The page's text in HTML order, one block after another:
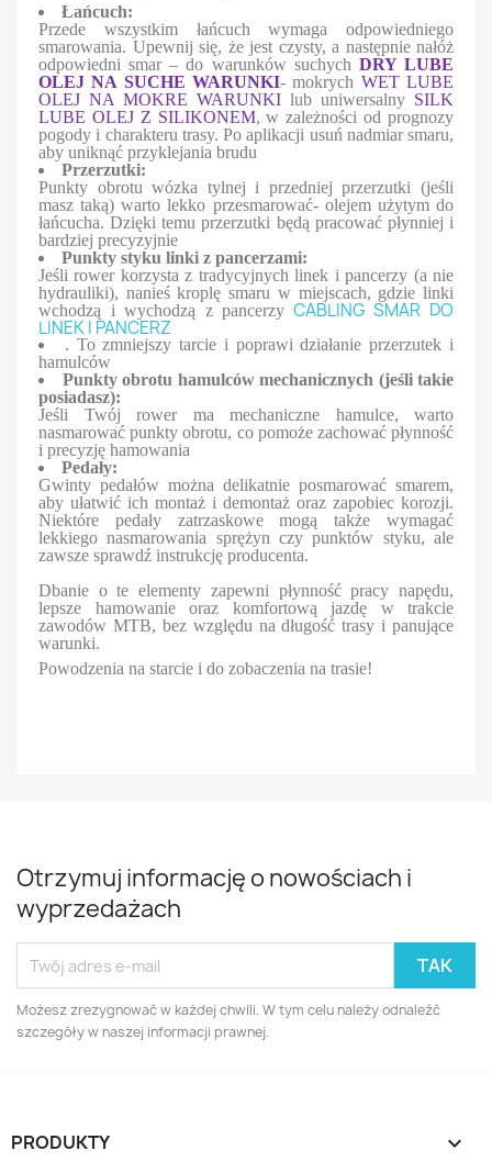
Łańcuch:
Przede wszystkim łańcuch wymaga odpowiedniego
smarowania. Upewnij się, że jest czysty, a następnie nałóż
odpowiedni smar – do warunków suchych DRY LUBE
OLEJ NA SUCHE WARUNKI- mokrych WET LUBE
OLEJ NA MOKRE WARUNKI lub uniwersalny SILK
LUBE OLEJ Z SILIKONEM, w zależności od prognozy
pogody i charakteru trasy. Po aplikacji usuń nadmiar smaru,
aby uniknąć przyklejania brudu
Przerzutki:
Punkty obrotu wózka tylnej i przedniej przerzutki (jeśli
masz taką) warto lekko przesmarować- olejem użytym do
łańcucha. Dzięki temu przerzutki będą pracować płynniej i
bardziej precyzyjnie
Punkty styku linki z pancerzami:
Jeśli rower korzysta z tradycyjnych linek i pancerzy (a nie
hydrauliki), nanieś kroplę smaru w miejscach, gdzie linki
wchodzą i wychodzą z pancerzy CABLING SMAR DO
LINEK I PANCERZ
. To zmniejszy tarcie i poprawi działanie przerzutek i
hamulców
Punkty obrotu hamulców mechanicznych (jeśli takie
posiadasz):
Jeśli Twój rower ma mechaniczne hamulce, warto
nasmarować punkty obrotu, co pomoże zachować płynność
i precyzję hamowania
Pedały:
Gwinty pedałów można delikatnie posmarować smarem,
aby ułatwić ich montaż i demontaż oraz zapobiec korozji.
Niektóre pedały zatrzaskowe mogą także wymagać
lekkiego nasmarowania sprężyn czy punktów styku, ale
zawsze sprawdź instrukcję producenta.
Dbanie o te elementy zapewni płynność pracy napędu,
lepsze hamowanie oraz komfortową jazdę w trakcie
zawodów MTB, bez względu na długość trasy i panujące
warunki.
Powodzenia na starcie i do zobaczenia na trasie!
Otrzymuj informację o nowościach i
wyprzedażach
Możesz zrezygnować w każdej chwili. W tym celu należy odnaleźć
szczegóły w naszej informacji prawnej.
PRODUKTY 